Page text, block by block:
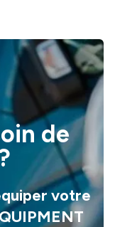
de
votre